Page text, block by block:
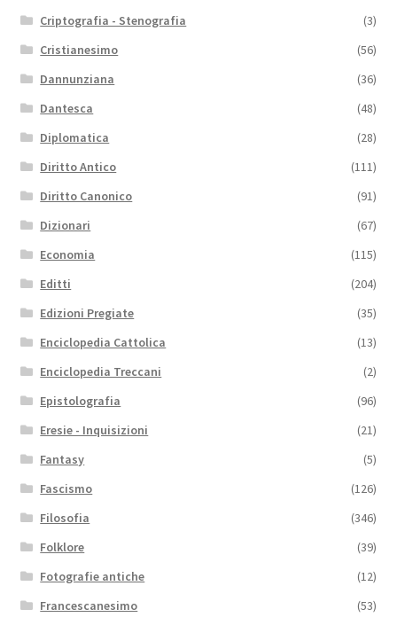
Criptografia - Stenografia
(3)
Cristianesimo
(56)
Dannunziana
(36)
Dantesca
(48)
Diplomatica
(28)
Diritto Antico
(111)
Diritto Canonico
(91)
Dizionari
(67)
Economia
(115)
Editti
(204)
Edizioni Pregiate
(35)
Enciclopedia Cattolica
(13)
Enciclopedia Treccani
(2)
Epistolografia
(96)
Eresie - Inquisizioni
(21)
Fantasy
(5)
Fascismo
(126)
Filosofia
(346)
Folklore
(39)
Fotografie antiche
(12)
Francescanesimo
(53)